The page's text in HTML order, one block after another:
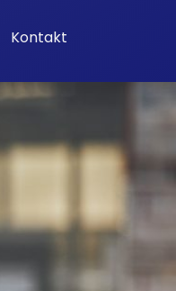
Kontakt